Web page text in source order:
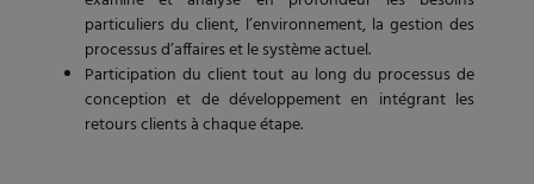
particuliers du client, l’environnement, la gestion des
processus d’affaires et le système actuel.
Participation du client tout au long du processus de
conception et de développement en intégrant les
retours clients à chaque étape.
2
3
4
2
3
4
0
1